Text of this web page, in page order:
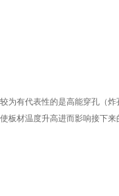
有代表性的是高能穿孔（炸
材温度升高进而影响接下